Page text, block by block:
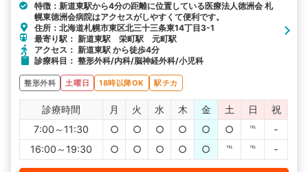
特徴：新道東駅から4分の距離に位置している医療法人徳洲会 札
幌東徳洲会病院はアクセスがしやすくて便利です。
住所：北海道札幌市東区北三十三条東14丁目3-1
最寄り駅： 新道東駅 栄町駅 元町駅
アクセス： 新道東駅 から徒歩4分
診療科目： 整形外科/内科/脳神経外科/小児科
整形外科 土曜日 18時以降OK 駅チカ
診療時間 月 火 水 木 金 土 日
祝
7:00～11:30
○ ○ ○ ○ ○ ○ ℡
-
16:00～19:30
○ ○ ○ ○ ○ ℡ ℡ -